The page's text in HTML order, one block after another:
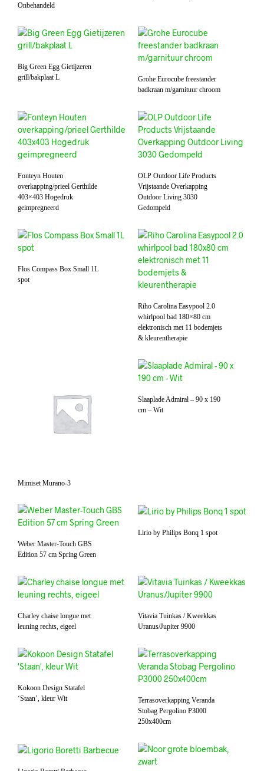
Onbehandeld
Big Green Egg Gietijzeren
grill/bakplaat L
Grohe Eurocube freestander
badkraan m/garnituur chroom
Fonteyn Houten
overkapping/prieel Gerthilde
403×403 Hogedruk
geimpregneerd
OLP Outdoor Life Products
Vrijstaande Overkapping
Outdoor Living 3030
Gedompeld
Flos Compass Box Small 1L
spot
Riho Carolina Easypool 2.0
whirlpool bad 180×80 cm
elektronisch met 11 bodemjets
& kleurentherapie
Mimiset Murano-3
Slaaplade Admiral – 90 x 190
cm – Wit
Weber Master-Touch GBS
Edition 57 cm Spring Green
Lirio by Philips Bonq 1 spot
Charley chaise longue met
leuning rechts, eigeel
Vitavia Tuinkas / Kweekkas
Uranus/Jupiter 9900
Kokoon Design Statafel
‘Staan’, kleur Wit
Terrasoverkapping Veranda
Stobag Pergolino P3000
250x400cm